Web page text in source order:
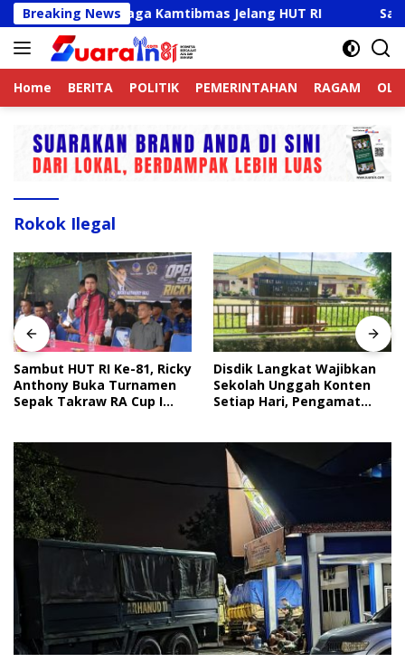
Langsung
ke
konten
Breaking News
Aktif Jaga Kamtibmas Jelang HUT RI Sambut
Home BERITA POLITIK PEMERINTAHAN RAGAM
Rokok Ilegal
Sambut HUT RI Ke-81, Ricky
Anthony Buka Turnamen
Sepak Takraw RA Cup I
Disdik Langkat Wajibkan
Sekolah Unggah Konten
Setiap Hari, Pengamat